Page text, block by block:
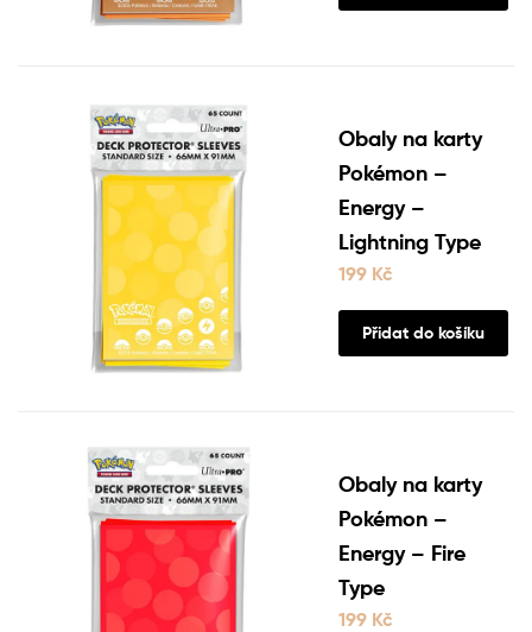
Obaly na karty
Pokémon –
Energy –
Lightning Type
199 Kč
Přidat do košíku
Obaly na karty
Pokémon –
Energy – Fire
Type
199 Kč